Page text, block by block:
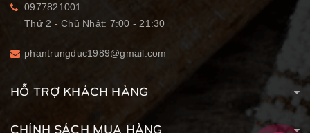
0977821001
Thứ 2 - Chủ Nhật: 7:00 - 21:30
phantrungduc1989@gmail.com
HỖ TRỢ KHÁCH HÀNG
CHÍNH SÁCH MUA HÀNG